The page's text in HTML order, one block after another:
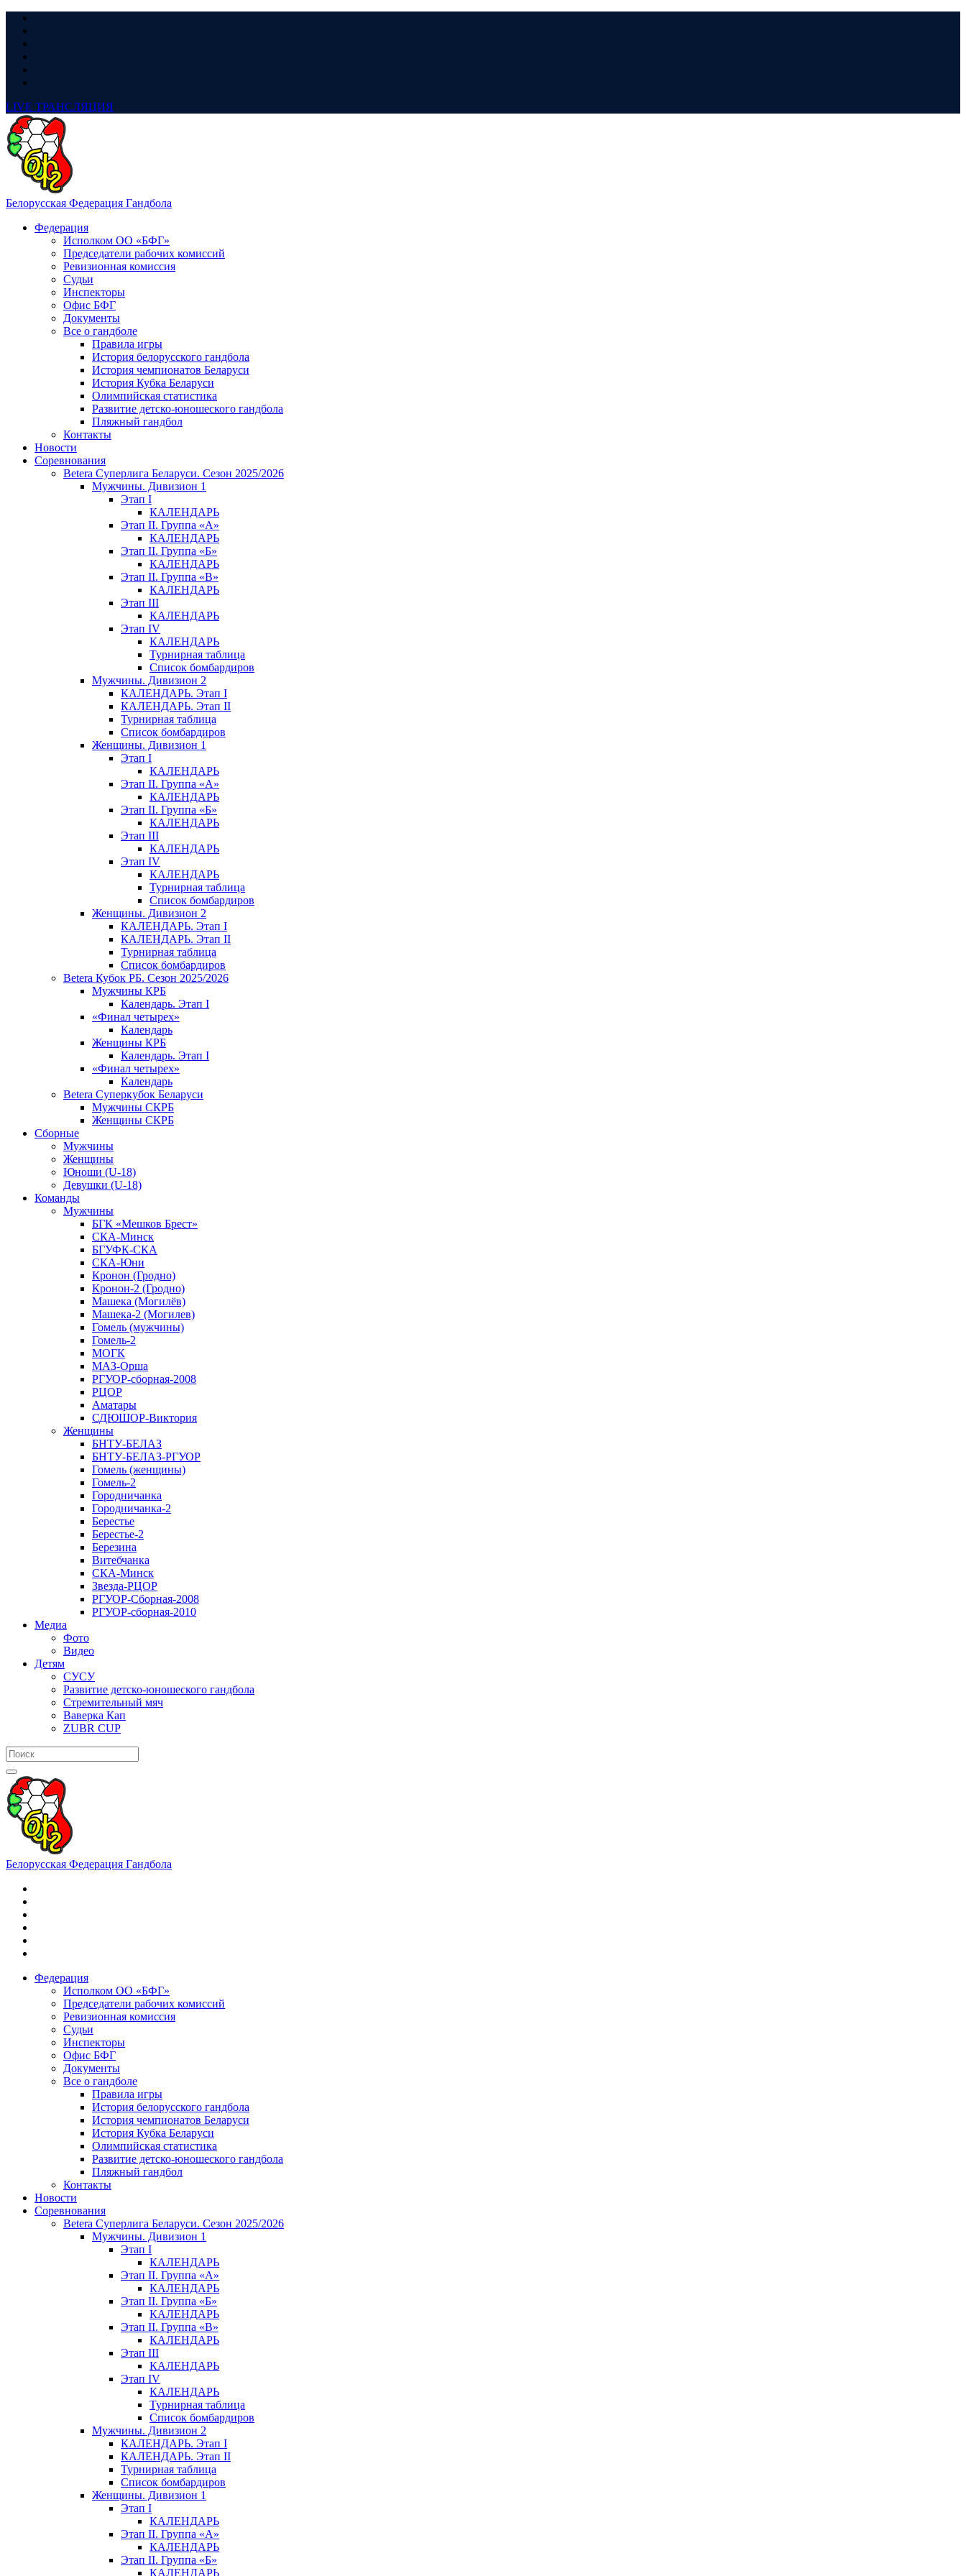
LIVE ТРАНСЛЯЦИЯ
Белорусская Федерация Гандбола
Федерация
Исполком ОО «БФГ»
Председатели рабочих комиссий
Ревизионная комиссия
Судьи
Инспекторы
Офис БФГ
Документы
Все о гандболе
Правила игры
История белорусского гандбола
История чемпионатов Беларуси
История Кубка Беларуси
Олимпийская статистика
Развитие детско-юношеского гандбола
Пляжный гандбол
Контакты
Новости
Соревнования
Betera Суперлига Беларуси. Сезон 2025/2026
Мужчины. Дивизион 1
Этап I
КАЛЕНДАРЬ
Этап II. Группа «А»
КАЛЕНДАРЬ
Этап II. Группа «Б»
КАЛЕНДАРЬ
Этап II. Группа «В»
КАЛЕНДАРЬ
Этап III
КАЛЕНДАРЬ
Этап IV
КАЛЕНДАРЬ
Турнирная таблица
Список бомбардиров
Мужчины. Дивизион 2
КАЛЕНДАРЬ. Этап I
КАЛЕНДАРЬ. Этап II
Турнирная таблица
Список бомбардиров
Женщины. Дивизион 1
Этап I
КАЛЕНДАРЬ
Этап II. Группа «А»
КАЛЕНДАРЬ
Этап II. Группа «Б»
КАЛЕНДАРЬ
Этап III
КАЛЕНДАРЬ
Этап IV
КАЛЕНДАРЬ
Турнирная таблица
Список бомбардиров
Женщины. Дивизион 2
КАЛЕНДАРЬ. Этап I
КАЛЕНДАРЬ. Этап II
Турнирная таблица
Список бомбардиров
Betera Кубок РБ. Сезон 2025/2026
Мужчины КРБ
Календарь. Этап I
«Финал четырех»
Календарь
Женщины КРБ
Календарь. Этап I
«Финал четырех»
Календарь
Betera Суперкубок Беларуси
Мужчины СКРБ
Женщины СКРБ
Сборные
Мужчины
Женщины
Юноши (U-18)
Девушки (U-18)
Команды
Мужчины
БГК «Мешков Брест»
СКА-Минск
БГУФК-СКА
СКА-Юни
Кронон (Гродно)
Кронон-2 (Гродно)
Машека (Могилёв)
Машека-2 (Могилев)
Гомель (мужчины)
Гомель-2
МОГК
МАЗ-Орша
РГУОР-сборная-2008
РЦОР
Аматары
СДЮШОР-Виктория
Женщины
БНТУ-БЕЛАЗ
БНТУ-БЕЛАЗ-РГУОР
Гомель (женщины)
Гомель-2
Городничанка
Городничанка-2
Берестье
Берестье-2
Березина
Витебчанка
СКА-Минск
Звезда-РЦОР
РГУОР-Сборная-2008
РГУОР-сборная-2010
Медиа
Фото
Видео
Детям
СУСУ
Развитие детско-юношеского гандбола
Стремительный мяч
Ваверка Кап
ZUBR CUP
Белорусская Федерация Гандбола
Федерация
Исполком ОО «БФГ»
Председатели рабочих комиссий
Ревизионная комиссия
Судьи
Инспекторы
Офис БФГ
Документы
Все о гандболе
Правила игры
История белорусского гандбола
История чемпионатов Беларуси
История Кубка Беларуси
Олимпийская статистика
Развитие детско-юношеского гандбола
Пляжный гандбол
Контакты
Новости
Соревнования
Betera Суперлига Беларуси. Сезон 2025/2026
Мужчины. Дивизион 1
Этап I
КАЛЕНДАРЬ
Этап II. Группа «А»
КАЛЕНДАРЬ
Этап II. Группа «Б»
КАЛЕНДАРЬ
Этап II. Группа «В»
КАЛЕНДАРЬ
Этап III
КАЛЕНДАРЬ
Этап IV
КАЛЕНДАРЬ
Турнирная таблица
Список бомбардиров
Мужчины. Дивизион 2
КАЛЕНДАРЬ. Этап I
КАЛЕНДАРЬ. Этап II
Турнирная таблица
Список бомбардиров
Женщины. Дивизион 1
Этап I
КАЛЕНДАРЬ
Этап II. Группа «А»
КАЛЕНДАРЬ
Этап II. Группа «Б»
КАЛЕНДАРЬ